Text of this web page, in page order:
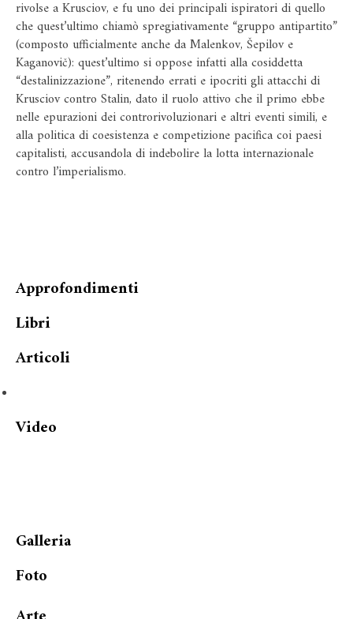
rivolse a Krusciov, e fu uno dei principali ispiratori di quello
che quest’ultimo chiamò spregiativamente “gruppo antipartito”
(composto ufficialmente anche da Malenkov, Šepilov e
Kaganovič): quest’ultimo si oppose infatti alla cosiddetta
“destalinizzazione”, ritenendo errati e ipocriti gli attacchi di
Krusciov contro Stalin, dato il ruolo attivo che il primo ebbe
nelle epurazioni dei controrivoluzionari e altri eventi simili, e
alla politica di coesistenza e competizione pacifica coi paesi
capitalisti, accusandola di indebolire la lotta internazionale
contro l’imperialismo.
Approfondimenti
Libri
Articoli
Video
Galleria
Foto